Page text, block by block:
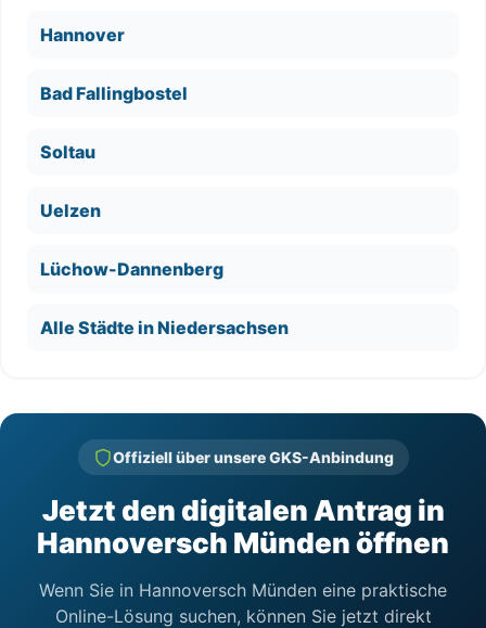
Hannover
Bad Fallingbostel
Soltau
Uelzen
Lüchow-Dannenberg
Alle Städte in Niedersachsen
Offiziell über unsere GKS-Anbindung
Jetzt den digitalen Antrag in
Hannoversch Münden öffnen
Wenn Sie in Hannoversch Münden eine praktische
Online-Lösung suchen, können Sie jetzt direkt